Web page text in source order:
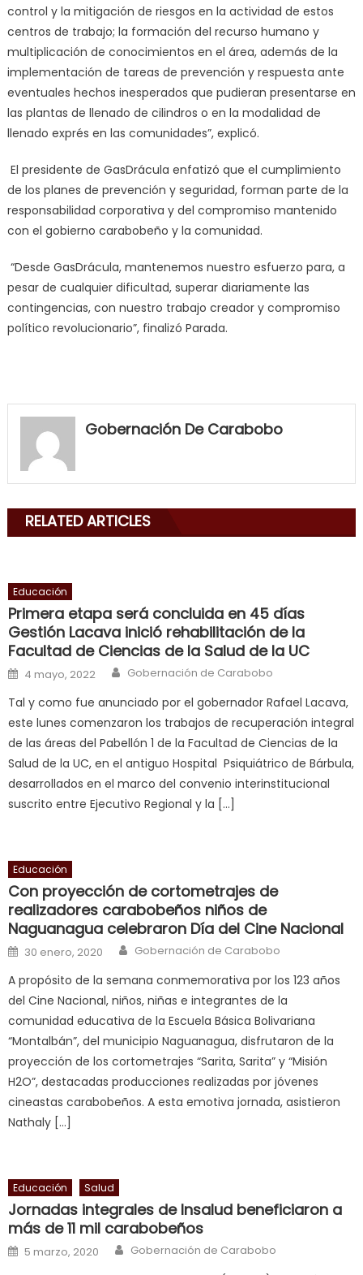
control y la mitigación de riesgos en la actividad de estos
centros de trabajo; la formación del recurso humano y
multiplicación de conocimientos en el área, además de la
implementación de tareas de prevención y respuesta ante
eventuales hechos inesperados que pudieran presentarse en
las plantas de llenado de cilindros o en la modalidad de
llenado exprés en las comunidades”, explicó.
El presidente de GasDrácula enfatizó que el cumplimiento
de los planes de prevención y seguridad, forman parte de la
responsabilidad corporativa y del compromiso mantenido
con el gobierno carabobeño y la comunidad.
“Desde GasDrácula, mantenemos nuestro esfuerzo para, a
pesar de cualquier dificultad, superar diariamente las
contingencias, con nuestro trabajo creador y compromiso
político revolucionario”, finalizó Parada.
my
neighbor
mouth
will
smith
is
a
cuckold
milf
in
squirting,
आपक
न
ह
क
च
त
क
स
आपक
पस
द,
sexy
bbw
milf
enjoys
a
fuck,
सच
ह
स
Gobernación De Carabobo
RELATED ARTICLES
Educación
Primera etapa será concluida en 45 días
Gestión Lacava inició rehabilitación de la
Facultad de Ciencias de la Salud de la UC
Posted on
4 mayo, 2022 Author
Gobernación de Carabobo
Tal y como fue anunciado por el gobernador Rafael Lacava,
este lunes comenzaron los trabajos de recuperación integral
de las áreas del Pabellón 1 de la Facultad de Ciencias de la
Salud de la UC, en el antiguo Hospital Psiquiátrico de Bárbula,
desarrollados en el marco del convenio interinstitucional
suscrito entre Ejecutivo Regional y la […]
Educación
Con proyección de cortometrajes de
realizadores carabobeños niños de
Naguanagua celebraron Día del Cine Nacional
Posted on
30 enero, 2020 Author
Gobernación de Carabobo
A propósito de la semana conmemorativa por los 123 años
del Cine Nacional, niños, niñas e integrantes de la
comunidad educativa de la Escuela Básica Bolivariana
“Montalbán”, del municipio Naguanagua, disfrutaron de la
proyección de los cortometrajes “Sarita, Sarita” y “Misión
H2O”, destacadas producciones realizadas por jóvenes
cineastas carabobeños. A esta emotiva jornada, asistieron
Nathaly […]
Educación Salud
Jornadas integrales de Insalud beneficiaron a
más de 11 mil carabobeños
Posted on
5 marzo, 2020 Author
Gobernación de Carabobo